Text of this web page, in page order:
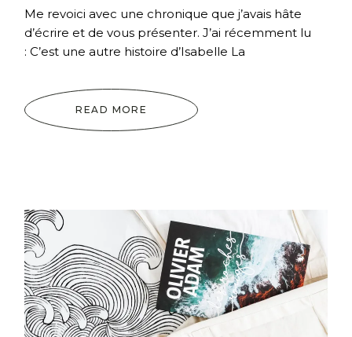
Me revoici avec une chronique que j’avais hâte
d’écrire et de vous présenter. J’ai récemment lu
: C’est une autre histoire d’Isabelle La
READ MORE